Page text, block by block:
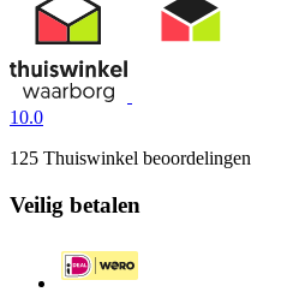
10.0
125 Thuiswinkel beoordelingen
Veilig betalen